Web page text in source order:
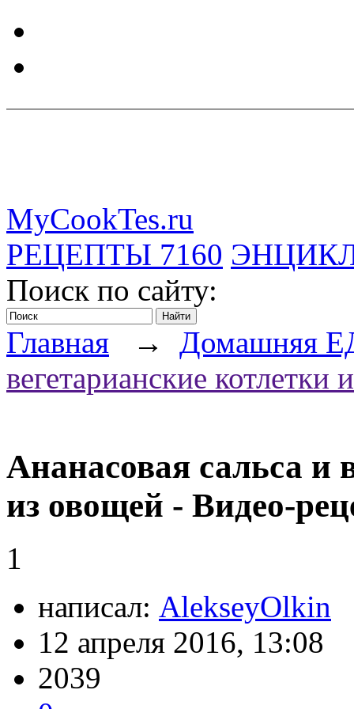
MyCookTes.ru
РЕЦЕПТЫ 7160
Поиск по сайту:
Главная → Домашняя
вегетарианские
Ананасовая сальса и
из овощей - Видео-
1
написал: AlekseyOlkin
12 апреля 2016, 13:08
2039